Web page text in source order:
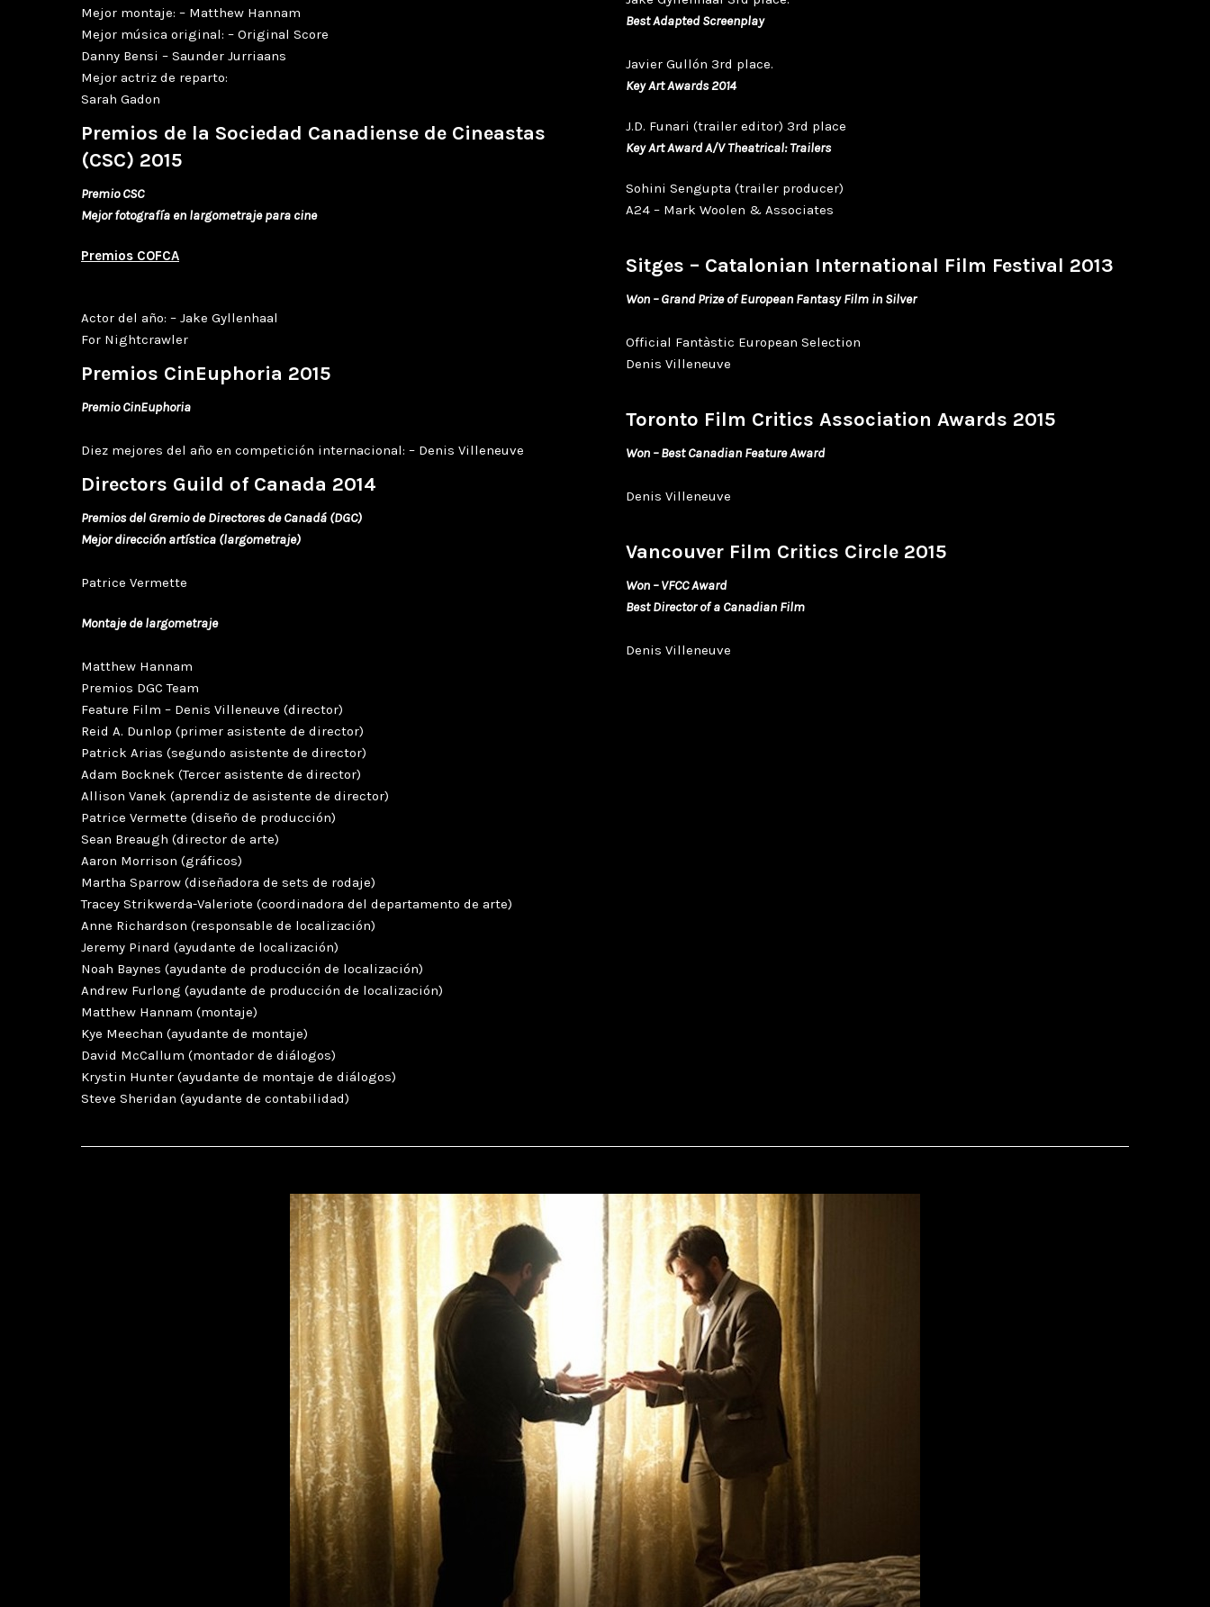
Mejor montaje: – Matthew Hannam
Mejor música original: – Original Score
Danny Bensi – Saunder Jurriaans
Mejor actriz de reparto:
Sarah Gadon
Premios de la Sociedad Canadiense de Cineastas
(CSC) 2015
Premio CSC
Mejor fotografía en largometraje para cine
Premios COFCA
Actor del año: – Jake Gyllenhaal
For Nightcrawler
Premios CinEuphoria 2015
Premio CinEuphoria
Diez mejores del año en competición internacional: – Denis Villeneuve
Directors Guild of Canada 2014
Premios del Gremio de Directores de Canadá (DGC)
Mejor dirección artística (largometraje)
Patrice Vermette
Montaje de largometraje
Matthew Hannam
Premios DGC Team
Feature Film – Denis Villeneuve (director)
Reid A. Dunlop (primer asistente de director)
Patrick Arias (segundo asistente de director)
Adam Bocknek (Tercer asistente de director)
Allison Vanek (aprendiz de asistente de director)
Patrice Vermette (diseño de producción)
Sean Breaugh (director de arte)
Aaron Morrison (gráficos)
Martha Sparrow (diseñadora de sets de rodaje)
Tracey Strikwerda-Valeriote (coordinadora del departamento de arte)
Anne Richardson (responsable de localización)
Jeremy Pinard (ayudante de localización)
Noah Baynes (ayudante de producción de localización)
Andrew Furlong (ayudante de producción de localización)
Matthew Hannam (montaje)
Kye Meechan (ayudante de montaje)
David McCallum (montador de diálogos)
Krystin Hunter (ayudante de montaje de diálogos)
Steve Sheridan (ayudante de contabilidad)
Best Adapted Screenplay
Javier Gullón 3rd place.
Key Art Awards 2014
J.D. Funari (trailer editor) 3rd place
Key Art Award A/V Theatrical: Trailers
Sohini Sengupta (trailer producer)
A24 – Mark Woolen & Associates
Sitges – Catalonian International Film Festival 2013
Won – Grand Prize of European Fantasy Film in Silver
Official Fantàstic European Selection
Denis Villeneuve
Toronto Film Critics Association Awards 2015
Won – Best Canadian Feature Award
Denis Villeneuve
Vancouver Film Critics Circle 2015
Won – VFCC Award
Best Director of a Canadian Film
Denis Villeneuve